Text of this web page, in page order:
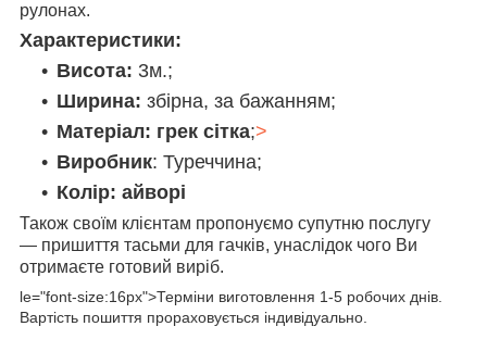
рулонах.
Характеристики:
Висота: 3м.;
Ширина: збірна, за бажанням;
Матеріал: грек сітка;>
Виробник: Туреччина;
Колір: айворі
Також своїм клієнтам пропонуємо супутню послугу
— пришиття тасьми для гачків, унаслідок чого Ви
отримаєте готовий виріб.
le="font-size:16px">Терміни виготовлення 1-5 робочих днів.
Вартість пошиття прораховується індивідуально.